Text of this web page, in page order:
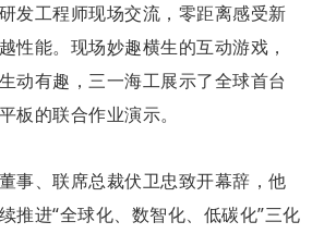
发工程师现场交流，零距离感受新
性能。现场妙趣横生的互动游戏，
动有趣，三一海工展示了全球首台
板的联合作业演示。
事、联席总裁伏卫忠致开幕辞，他
推进“全球化、数智化、低碳化”三化